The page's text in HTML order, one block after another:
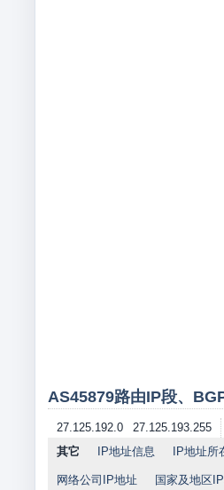
AS45879路由IP段、
27.125.192.0
27.125.193.255
其它
IP地址信息 IP地址所
网络公司IP地址 国家及地区